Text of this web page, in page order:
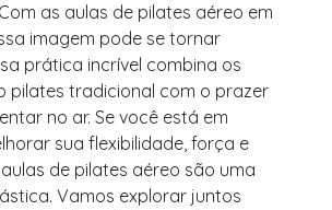
as aulas de pilates aéreo em
imagem pode se tornar
prática incrível combina os
pilates tradicional com o prazer
no ar. Se você está em
sua flexibilidade, força e
de pilates aéreo são uma
Vamos explorar juntos